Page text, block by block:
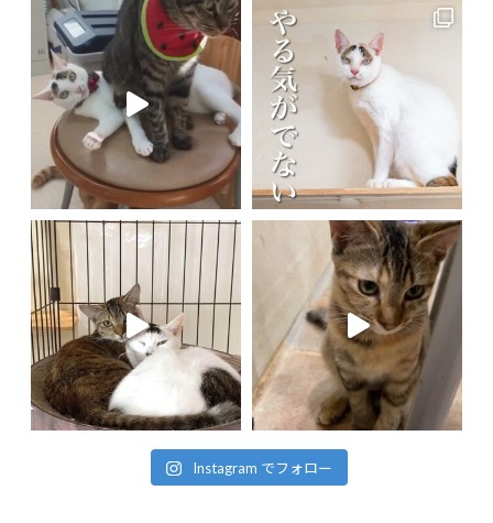
Instagram でフォロー